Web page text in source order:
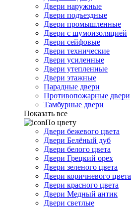
Двери наружные
Двери подъездные
Двери промышленные
Двери с шумоизоляцией
Двери сейфовые
Двери технические
Двери усиленные
Двери утепленные
Двери этажные
Парадные двери
Противопожарные двери
Тамбурные двери
Показать все
По цвету
Двери бежевого цвета
Двери Белёный дуб
Двери белого цвета
Двери Грецкий орех
Двери зеленого цвета
Двери коричневого цвета
Двери красного цвета
Двери Медный антик
Двери светлые